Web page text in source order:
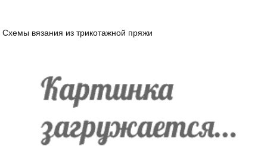
Схемы вязания из трикотажной пряжи